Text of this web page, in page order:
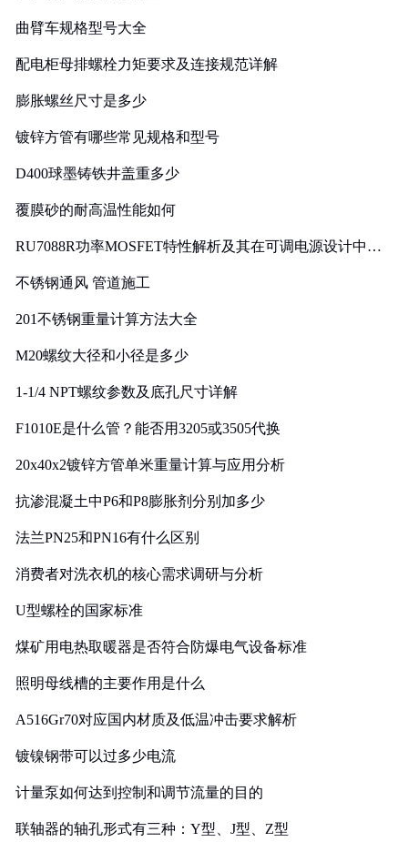
曲臂车规格型号大全
配电柜母排螺栓力矩要求及连接规范详解
膨胀螺丝尺寸是多少
镀锌方管有哪些常见规格和型号
D400球墨铸铁井盖重多少
覆膜砂的耐高温性能如何
RU7088R功率MOSFET特性解析及其在可调电源设计中的
不锈钢通风 管道施工
201不锈钢重量计算方法大全
M20螺纹大径和小径是多少
1-1/4 NPT螺纹参数及底孔尺寸详解
F1010E是什么管？能否用3205或3505代换
20x40x2镀锌方管单米重量计算与应用分析
抗渗混凝土中P6和P8膨胀剂分别加多少
法兰PN25和PN16有什么区别
消费者对洗衣机的核心需求调研与分析
U型螺栓的国家标准
煤矿用电热取暖器是否符合防爆电气设备标准
照明母线槽的主要作用是什么
A516Gr70对应国内材质及低温冲击要求解析
镀镍钢带可以过多少电流
计量泵如何达到控制和调节流量的目的
联轴器的轴孔形式有三种：Y型、J型、Z型